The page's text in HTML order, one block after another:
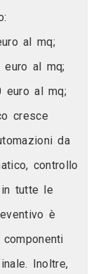
al mq;
al mq;
euro al mq;
cresce
da
controllo
in tutte le
è
Inoltre,